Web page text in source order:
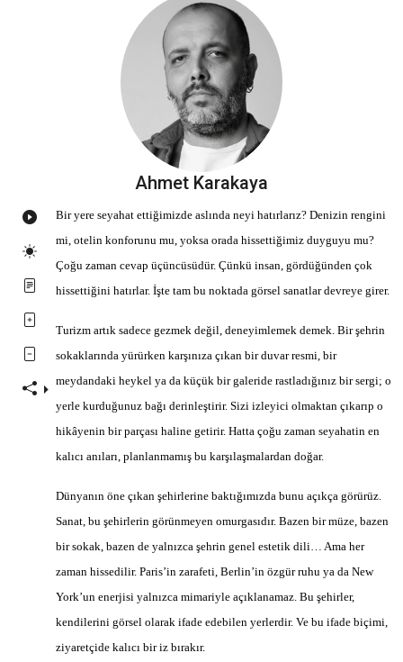
Ahmet Karakaya
Bir yere seyahat ettiğimizde aslında neyi hatırlarız? Denizin rengini
mi, otelin konforunu mu, yoksa orada hissettiğimiz duyguyu mu?
Çoğu zaman cevap üçüncüsüdür. Çünkü insan, gördüğünden çok
hissettiğini hatırlar. İşte tam bu noktada görsel sanatlar devreye girer.
Turizm artık sadece gezmek değil, deneyimlemek demek. Bir şehrin
sokaklarında yürürken karşınıza çıkan bir duvar resmi, bir
meydandaki heykel ya da küçük bir galeride rastladığınız bir sergi; o
yerle kurduğunuz bağı derinleştirir. Sizi izleyici olmaktan çıkarıp o
hikâyenin bir parçası haline getirir. Hatta çoğu zaman seyahatin en
kalıcı anıları, planlanmamış bu karşılaşmalardan doğar.
Dünyanın öne çıkan şehirlerine baktığımızda bunu açıkça görürüz.
Sanat, bu şehirlerin görünmeyen omurgasıdır. Bazen bir müze, bazen
bir sokak, bazen de yalnızca şehrin genel estetik dili… Ama her
zaman hissedilir. Paris’in zarafeti, Berlin’in özgür ruhu ya da New
York’un enerjisi yalnızca mimariyle açıklanamaz. Bu şehirler,
kendilerini görsel olarak ifade edebilen yerlerdir. Ve bu ifade biçimi,
ziyaretçide kalıcı bir iz bırakır.